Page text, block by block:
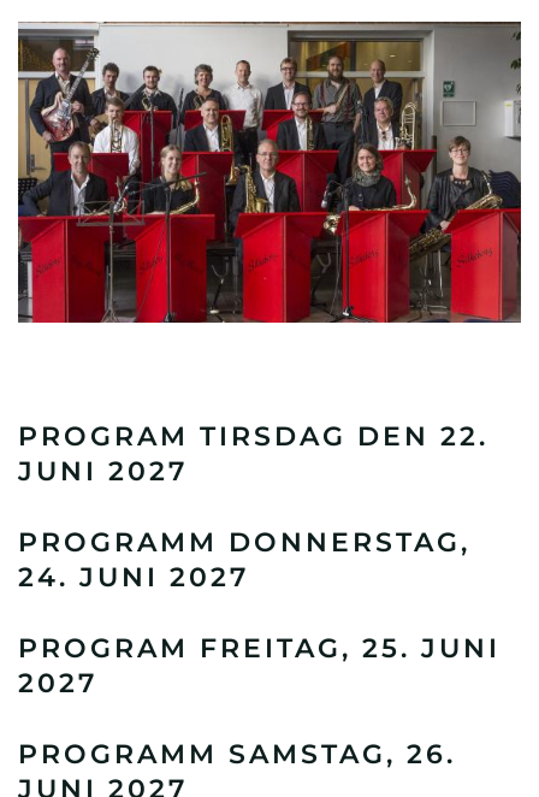
PROGRAM TIRSDAG DEN 22.
JUNI 2027
PROGRAMM DONNERSTAG,
24. JUNI 2027
PROGRAM FREITAG, 25. JUNI
2027
PROGRAMM SAMSTAG, 26.
JUNI 2027